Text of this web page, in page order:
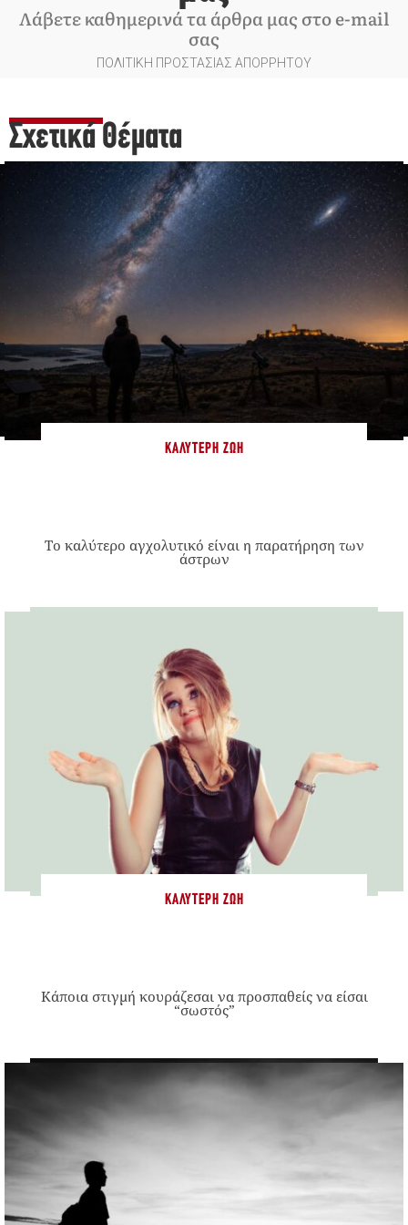
Λάβετε καθημερινά τα άρθρα μας στο e-mail
σας
ΠΟΛΙΤΙΚΗ ΠΡΟΣΤΑΣΙΑΣ ΑΠΟΡΡΗΤΟΥ
Σχετικά Θέματα
ΚΑΛΎΤΕΡΗ ΖΩΉ
Το καλύτερο αγχολυτικό είναι η παρατήρηση των
άστρων
ΚΑΛΎΤΕΡΗ ΖΩΉ
Κάποια στιγμή κουράζεσαι να προσπαθείς να είσαι
“σωστός”